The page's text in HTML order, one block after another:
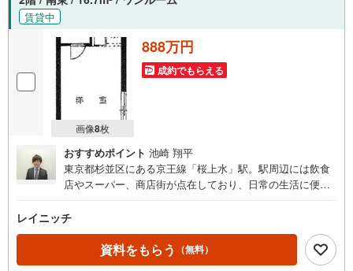
賃貸中
画像8枚
888万円
成約でもらえる
おすすめポイント 池崎 翔平
東京都杉並区にある京王線「桜上水」駅。駅周辺には飲食
店やスーパー、商店街が点在しており、日常の生活に便利
ナル駅である「新宿」駅まで直通で行けるため、利便性も
良好です。当物件は桜上水駅から徒歩3分の駅近物件です。
共用部や建物全体的に綺麗に管理されております。お部屋
は2階部分の角部屋でございます。現在賃貸中のため、購入
レイニッチ
資料をもらう （無料）